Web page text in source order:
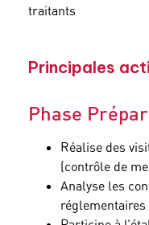
traitants
Principales
Phase
Réalise des
(contrôle de
Analyse les
réglementaires